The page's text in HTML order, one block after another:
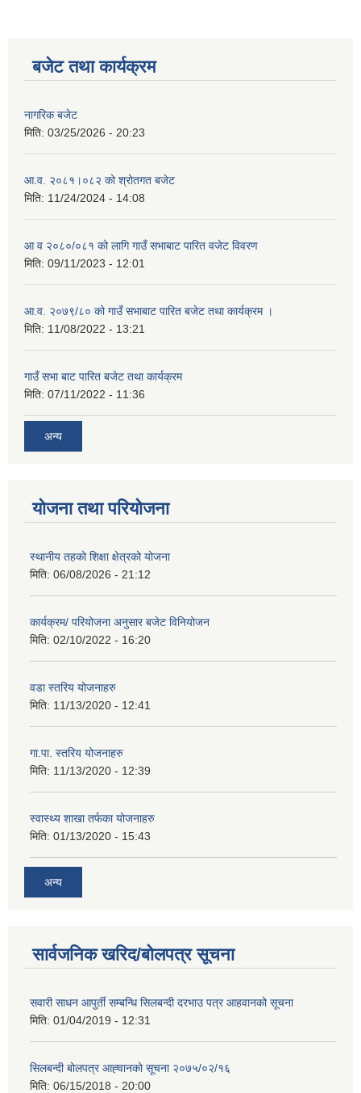
बजेट तथा कार्यक्रम
नागरिक बजेट
मिति: 03/25/2026 - 20:23
आ.व. २०८१।०८२ को श्रोतगत बजेट
मिति: 11/24/2024 - 14:08
आ व २०८०/०८१ को लागि गाउँ सभाबाट पारित वजेट विवरण
मिति: 09/11/2023 - 12:01
आ.व. २०७९/८० को गाउँ सभाबाट पारित बजेट तथा कार्यक्रम ।
मिति: 11/08/2022 - 13:21
गाउँ सभा बाट पारित बजेट तथा कार्यक्रम
मिति: 07/11/2022 - 11:36
अन्य
योजना तथा परियोजना
स्थानीय तहको शिक्षा क्षेत्रको योजना
मिति: 06/08/2026 - 21:12
कार्यक्रम/ परियोजना अनुसार बजेट विनियोजन
मिति: 02/10/2022 - 16:20
वडा स्तरिय योजनाहरु
मिति: 11/13/2020 - 12:41
गा.पा. स्तरिय योजनाहरु
मिति: 11/13/2020 - 12:39
स्वास्थ्य शाखा तर्फका योजनाहरु
मिति: 01/13/2020 - 15:43
अन्य
सार्वजनिक खरिद/बोलपत्र सूचना
सवारी साधन आपुर्ती सम्बन्धि सिलबन्दी दरभाउ पत्र आहवानको सूचना
मिति: 01/04/2019 - 12:31
सिलबन्दी बोलपत्र आह्‍वानको सूचना २०७५/०२/१६
मिति: 06/15/2018 - 20:00